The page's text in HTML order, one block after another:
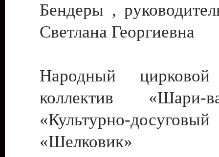
Бендеры ,
Светлана Георгиевна
Народный цирковой
коллектив
«Культурно-
«Шелковик»